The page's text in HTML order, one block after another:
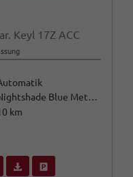
Keyl 17Z ACC
Nightshade Blue Metallic
km
Wir rufen Sie anFahrzeugexposé (PDF)